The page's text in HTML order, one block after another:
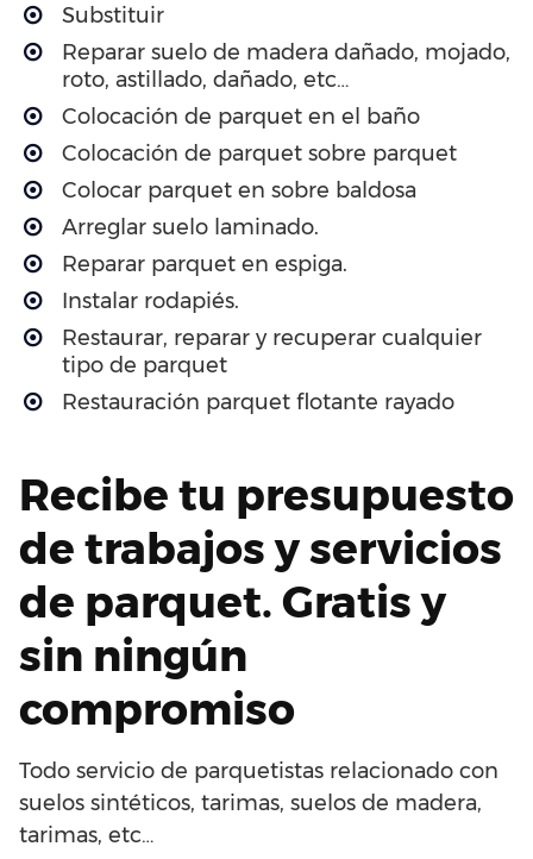
Substituir
Reparar suelo de madera dañado, mojado,
roto, astillado, dañado, etc…
Colocación de parquet en el baño
Colocación de parquet sobre parquet
Colocar parquet en sobre baldosa
Arreglar suelo laminado.
Reparar parquet en espiga.
Instalar rodapiés.
Restaurar, reparar y recuperar cualquier
tipo de parquet
Restauración parquet flotante rayado
Recibe tu presupuesto
de trabajos y servicios
de parquet. Gratis y
sin ningún
compromiso
Todo servicio de parquetistas relacionado con
suelos sintéticos, tarimas, suelos de madera,
tarimas, etc…